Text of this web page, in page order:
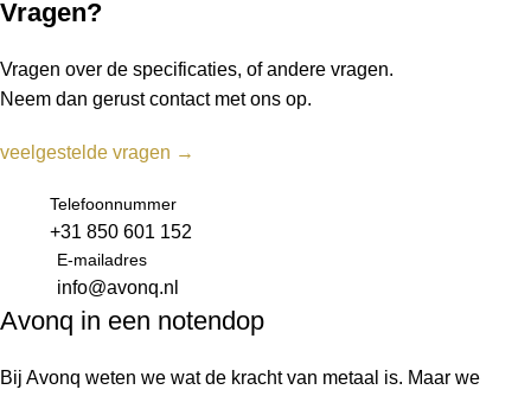
Vragen?
Vragen over de specificaties, of andere vragen.
Neem dan gerust contact met ons op.
veelgestelde vragen →
Telefoonnummer
+31 850 601 152
E-mailadres
info@avonq.nl
Avonq in een notendop
Bij Avonq weten we wat de kracht van metaal is. Maar we